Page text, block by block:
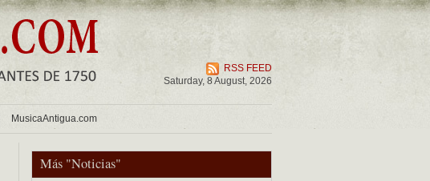
RSS FEED
Saturday, 8 August, 2026
MusicaAntigua.com
Más "Noticias"